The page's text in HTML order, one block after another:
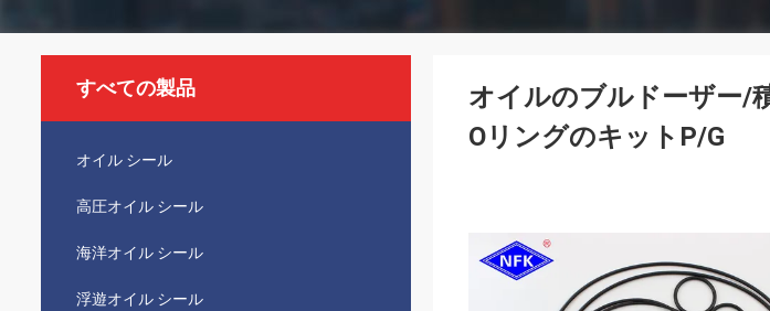
すべての製品
オイル シール
高圧オイル シール
海洋オイル シール
浮遊オイル シール
オイルのブルドーザー/
OリングのキットP/G